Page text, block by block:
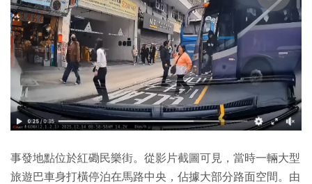
事發地點位於紅磡民樂街。從影片截圖可見，當時一輛大型
旅遊巴車身打橫停泊在馬路中央，佔據大部分路面空間。由